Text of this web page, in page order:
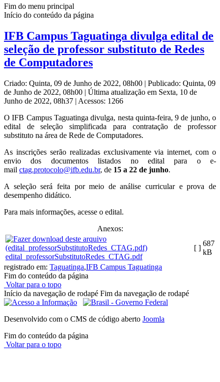
Fim do menu principal
Início do conteúdo da página
IFB Campus Taguatinga divulga edital de
seleção de professor substituto de Redes
de Computadores
Criado: Quinta, 09 de Junho de 2022, 08h00 | Publicado: Quinta, 09
de Junho de 2022, 08h00 | Última atualização em Sexta, 10 de
Junho de 2022, 08h37 | Acessos: 1266
O IFB Campus Taguatinga divulga, nesta quinta-feira, 9 de junho, o
edital de seleção simplificada para contratação de professor
substituto na área de Rede de Computadores.
As inscrições serão realizadas exclusivamente via internet, com o
envio dos documentos listados no edital para o e-
mail ctag.protocolo@ifb.edu.br, de 15 a 22 de junho.
A seleção será feita por meio de análise curricular e prova de
desempenho didático.
Para mais informações, acesse o edital.
Anexos:
edital_professorSubstitutoRedes_CTAG.pdf
[ ]
687
kB
registrado em: Taguatinga,IFB Campus Taguatinga
Fim do conteúdo da página
Voltar para o topo
Início da navegação de rodapé Fim da navegação de rodapé
Desenvolvido com o CMS de código aberto Joomla
Fim do conteúdo da página
Voltar para o topo